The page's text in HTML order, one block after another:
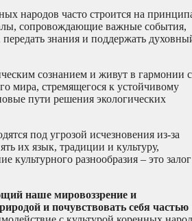
народов часто строится на
сопровождающие важные события,
знания и поддержать
сознанием и живут в гармонии с
мира, стремящегося к устойчивому
пути решения экологических
под угрозой исчезновения из-за
их язык, традиции и культуру,
разнообразия – это залог
наше мировоззрение и
и почувствовать себя частью